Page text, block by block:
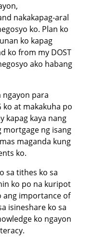
nakakapag-aral
ko. Plan ko
ko kapag
ko from my DOST
ako habang
ngayon para
ko at makakuha po
kapag kaya nang
mortgage ng isang
maganda kung
ko.
sa tithes ko sa
ko po na kuripot
ang importance of
isineshare ko sa
ko ngayon